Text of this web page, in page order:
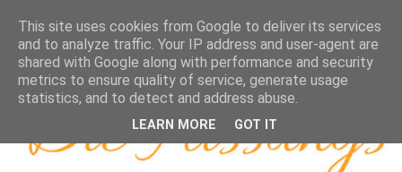
This site uses cookies from Google to deliver its services
and to analyze traffic. Your IP address and user-agent are
shared with Google along with performance and security
metrics to ensure quality of service, generate usage
statistics, and to detect and address abuse.
LEARN MORE GOT IT